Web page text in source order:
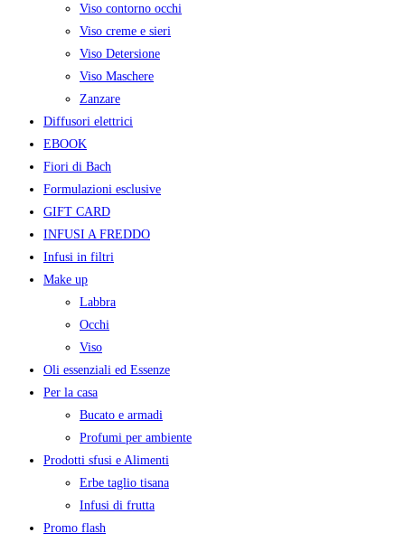
Viso contorno occhi
Viso creme e sieri
Viso Detersione
Viso Maschere
Zanzare
Diffusori elettrici
EBOOK
Fiori di Bach
Formulazioni esclusive
GIFT CARD
INFUSI A FREDDO
Infusi in filtri
Make up
Labbra
Occhi
Viso
Oli essenziali ed Essenze
Per la casa
Bucato e armadi
Profumi per ambiente
Prodotti sfusi e Alimenti
Erbe taglio tisana
Infusi di frutta
Promo flash